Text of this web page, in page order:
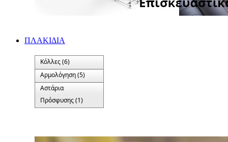
ΠΛΑΚΙΔΙA
Κόλλες (6)
Αρμολόγηση (5)
Αστάρια
Πρόσφυσης (1)